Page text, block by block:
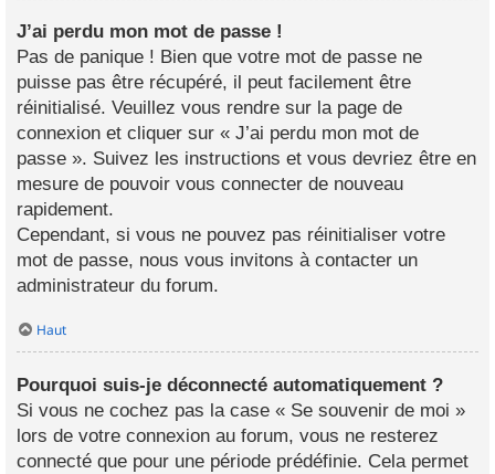
J’ai perdu mon mot de passe !
Pas de panique ! Bien que votre mot de passe ne
puisse pas être récupéré, il peut facilement être
réinitialisé. Veuillez vous rendre sur la page de
connexion et cliquer sur « J’ai perdu mon mot de
passe ». Suivez les instructions et vous devriez être en
mesure de pouvoir vous connecter de nouveau
rapidement.
Cependant, si vous ne pouvez pas réinitialiser votre
mot de passe, nous vous invitons à contacter un
administrateur du forum.
Haut
Pourquoi suis-je déconnecté automatiquement ?
Si vous ne cochez pas la case « Se souvenir de moi »
lors de votre connexion au forum, vous ne resterez
connecté que pour une période prédéfinie. Cela permet